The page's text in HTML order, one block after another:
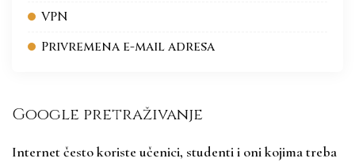
VPN
Privremena e-mail adresa
Google pretraživanje
Internet često koriste učenici, studenti i oni kojima treba